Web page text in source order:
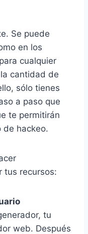
Se puede
en los
cualquier
cantidad de
sólo tienes
a paso que
te permitirán
de hackeo.
tus recursos:
tu
web. Después